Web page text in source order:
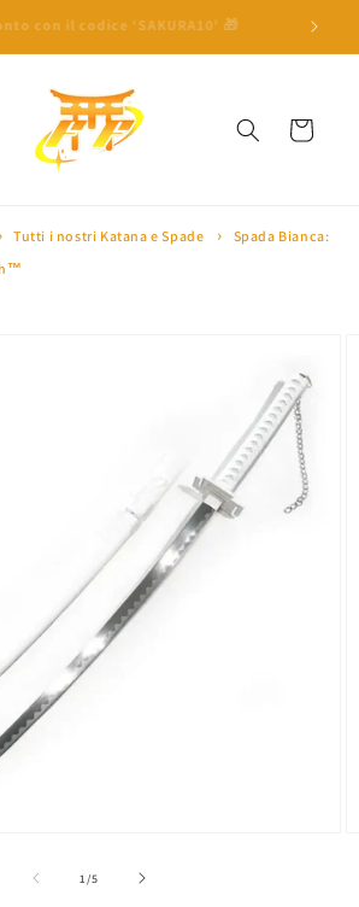
con il codice 'SAKURA10' 🎁 🏅
Carrello
Tutti i nostri Katana e Spade
Spada Bianca:
1 /su
5